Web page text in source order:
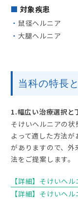
対象疾患
・鼠径ヘルニア
・ 大腿ヘルニア
当科の特長
1.幅広い治療選択と
そけいヘルニアの
よって適した方法
がありますので、
法をご提案します。
【詳細】そけいヘ
【詳細】そけいヘ